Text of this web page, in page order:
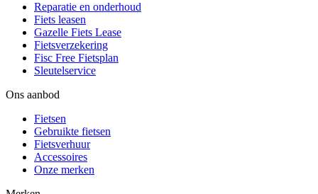
Reparatie en onderhoud
Fiets leasen
Gazelle Fiets Lease
Fietsverzekering
Fisc Free Fietsplan
Sleutelservice
Ons aanbod
Fietsen
Gebruikte fietsen
Fietsverhuur
Accessoires
Onze merken